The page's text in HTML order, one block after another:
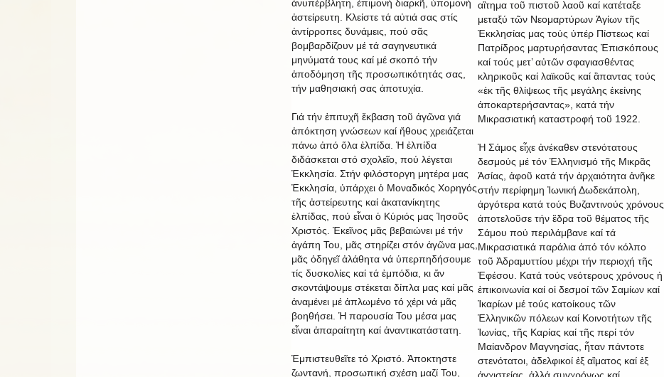
ἀνυπέρβλητη, ἐπιμονή διαρκῆ, ὑπομονή
ἀστείρευτη. Κλείστε τά αὐτιά σας στίς
ἀντίρροπες δυνάμεις, πού σᾶς
βομβαρδίζουν μέ τά σαγηνευτικά
μηνύματά τους καί μέ σκοπό τήν
ἀποδόμηση τῆς προσωπικότητάς σας,
τήν μαθησιακή σας ἀποτυχία.
Γιά τήν ἐπιτυχῆ ἔκβαση τοῦ ἀγῶνα γιά
ἀπόκτηση γνώσεων καί ἤθους χρειάζεται
πάνω ἀπό ὅλα ἐλπίδα. Ἡ ἐλπίδα
διδάσκεται στό σχολεῖο, πού λέγεται
Ἐκκλησία. Στήν φιλόστοργη μητέρα μας
Ἐκκλησία, ὑπάρχει ὁ Μοναδικός Χορηγός
τῆς ἀστείρευτης καί ἀκατανίκητης
ἐλπίδας, πού εἶναι ὁ Κύριός μας Ἰησοῦς
Χριστός. Ἐκεῖνος μᾶς βεβαιώνει μέ τήν
ἀγάπη Του, μᾶς στηρίζει στόν ἀγῶνα μας,
μᾶς ὁδηγεῖ ἀλάθητα νά ὑπερπηδήσουμε
τίς δυσκολίες καί τά ἐμπόδια, κι ἄν
σκοντάψουμε στέκεται δίπλα μας καί μᾶς
ἀναμένει μέ ἁπλωμένο τό χέρι νά μᾶς
βοηθήσει. Ἡ παρουσία Του μέσα μας
εἶναι ἀπαραίτητη καί ἀναντικατάστατη.
Ἐμπιστευθεῖτε τό Χριστό. Ἀποκτηστε
ζωντανή, προσωπική σχέση μαζί Του,
αἲτημα τοῦ πιστοῦ λαοῦ καί κατέταξε
μεταξύ τῶν Νεομαρτύρων Ἁγίων τῆς
Ἐκκλησίας μας τούς ὑπέρ Πίστεως καί
Πατρίδρος μαρτυρήσαντας Ἐπισκόπους
καί τούς μετ’ αὐτῶν σφαγιασθέντας
κληρικοῦς καί λαϊκοῦς καί ἃπαντας τούς
«ἐκ τῆς θλίψεως τῆς μεγάλης ἐκείνης
ἀποκαρτερήσαντας», κατά τήν
Μικρασιατική καταστροφή τοῦ 1922.
Ἡ Σάμος εἶχε ἀνέκαθεν στενότατους
δεσμούς μέ τόν Ἑλληνισμό τῆς Μικρᾶς
Ἀσίας, ἀφοῦ κατά τήν ἀρχαιότητα ἀνῆκε
στήν περίφημη Ἰωνική Δωδεκάπολη,
ἀργότερα κατά τούς Βυζαντινούς χρόνους
ἀποτελοῦσε τήν ἒδρα τοῦ θέματος τῆς
Σάμου πού περιλάμβανε καί τά
Μικρασιατικά παράλια ἀπό τόν κόλπο
τοῦ Ἀδραμυττίου μέχρι τήν περιοχή τῆς
Ἐφέσου. Κατά τούς νεότερους χρόνους ἡ
ἐπικοινωνία καί οἱ δεσμοί τῶν Σαμίων καί
Ἰκαρίων μέ τούς κατοίκους τῶν
Ἑλληνικῶν πόλεων καί Κοινοτήτων τῆς
Ἰωνίας, τῆς Καρίας καί τῆς περί τόν
Μαίανδρον Μαγνησίας, ἦταν πάντοτε
στενότατοι, ἀδελφικοί ἐξ αἳματος καί ἐξ